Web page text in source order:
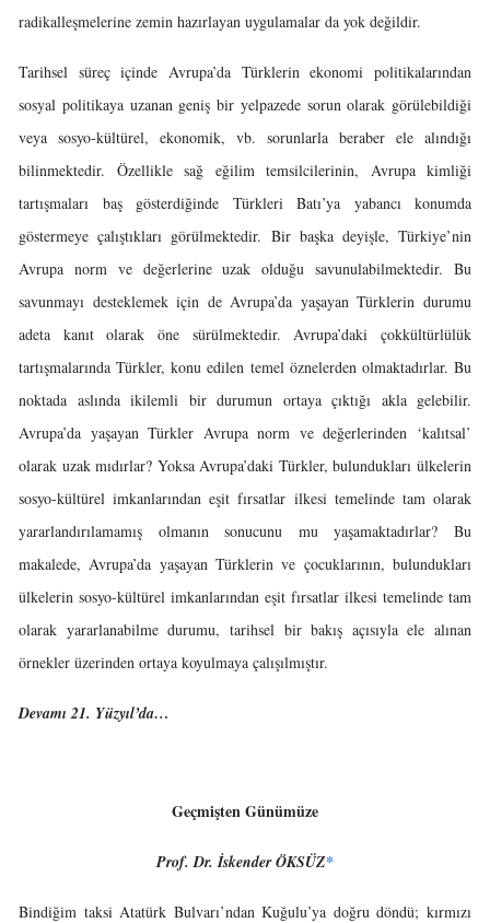
radikalleşmelerine zemin hazırlayan uygulamalar da yok değildir.
Tarihsel süreç içinde Avrupa’da Türklerin ekonomi politikalarından
sosyal politikaya uzanan geniş bir yelpazede sorun olarak görülebildiği
veya sosyo-kültürel, ekonomik, vb. sorunlarla beraber ele alındığı
bilinmektedir. Özellikle sağ eğilim temsilcilerinin, Avrupa kimliği
tartışmaları baş gösterdiğinde Türkleri Batı’ya yabancı konumda
göstermeye çalıştıkları görülmektedir. Bir başka deyişle, Türkiye’nin
Avrupa norm ve değerlerine uzak olduğu savunulabilmektedir. Bu
savunmayı desteklemek için de Avrupa’da yaşayan Türklerin durumu
adeta kanıt olarak öne sürülmektedir. Avrupa’daki çokkültürlülük
tartışmalarında Türkler, konu edilen temel öznelerden olmaktadırlar. Bu
noktada aslında ikilemli bir durumun ortaya çıktığı akla gelebilir.
Avrupa’da yaşayan Türkler Avrupa norm ve değerlerinden ‘kalıtsal’
olarak uzak mıdırlar? Yoksa Avrupa’daki Türkler, bulundukları ülkelerin
sosyo-kültürel imkanlarından eşit fırsatlar ilkesi temelinde tam olarak
yararlandırılamamış olmanın sonucunu mu yaşamaktadırlar? Bu
makalede, Avrupa’da yaşayan Türklerin ve çocuklarının, bulundukları
ülkelerin sosyo-kültürel imkanlarından eşit fırsatlar ilkesi temelinde tam
olarak yararlanabilme durumu, tarihsel bir bakış açısıyla ele alınan
örnekler üzerinden ortaya koyulmaya çalışılmıştır.
Devamı 21. Yüzyıl’da…
Geçmişten Günümüze
Prof. Dr. İskender ÖKSÜZ*
Bindiğim taksi Atatürk Bulvarı’ndan Kuğulu’ya doğru döndü; kırmızı